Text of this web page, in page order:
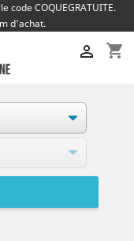
code COQUEGRATUITE.
d'achat.
shopping_cart
